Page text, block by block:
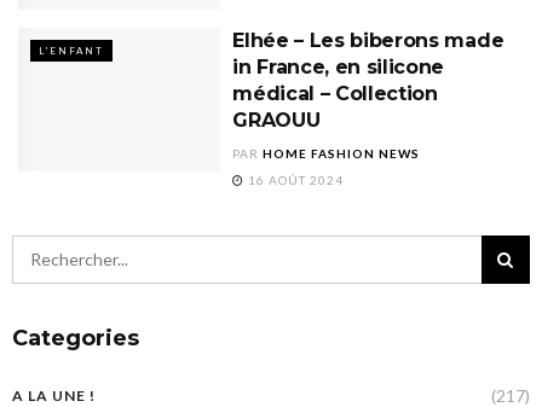
L'ENFANT
Elhée – Les biberons made
in France, en silicone
médical – Collection
GRAOUU
PAR HOME FASHION NEWS
16 AOÛT 2024
Categories
A LA UNE ! (217)